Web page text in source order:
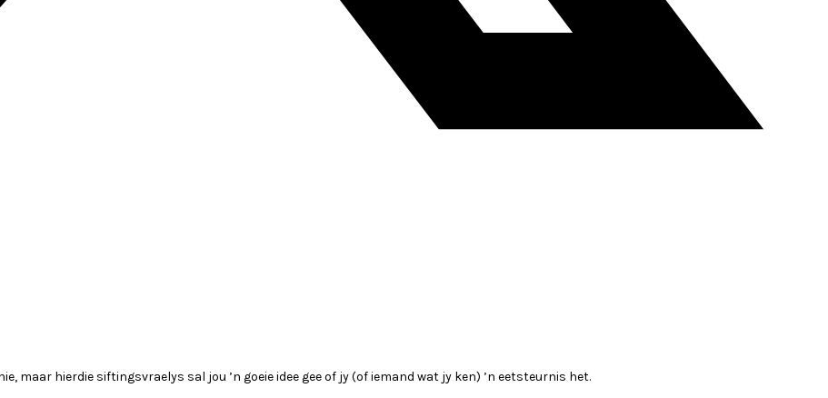
maar hierdie siftingsvraelys sal jou ’n goeie idee gee of jy (of iemand wat jy ken) ’n eetsteurnis het.